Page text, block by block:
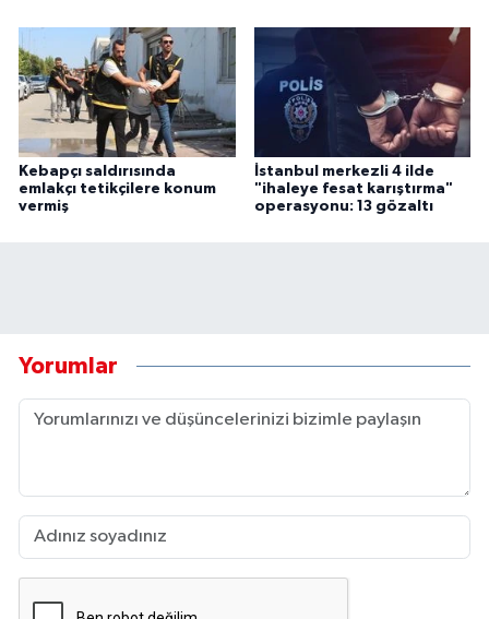
Kebapçı saldırısında
emlakçı tetikçilere konum
vermiş
İstanbul merkezli 4 ilde
"ihaleye fesat karıştırma"
operasyonu: 13 gözaltı
Yorumlar